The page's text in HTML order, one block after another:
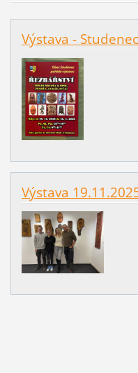
Výstava - Studenec
Výstava